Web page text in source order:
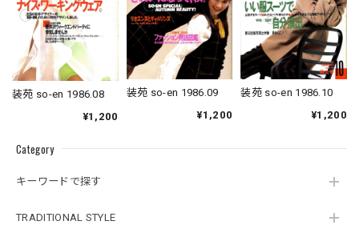
Category
キーワードで探す
TRADITIONAL STYLE
装苑 so-en 1986.08
¥1,200
装苑 so-en 1986.09
¥1,200
装苑 so-en 1986.10
¥1,200